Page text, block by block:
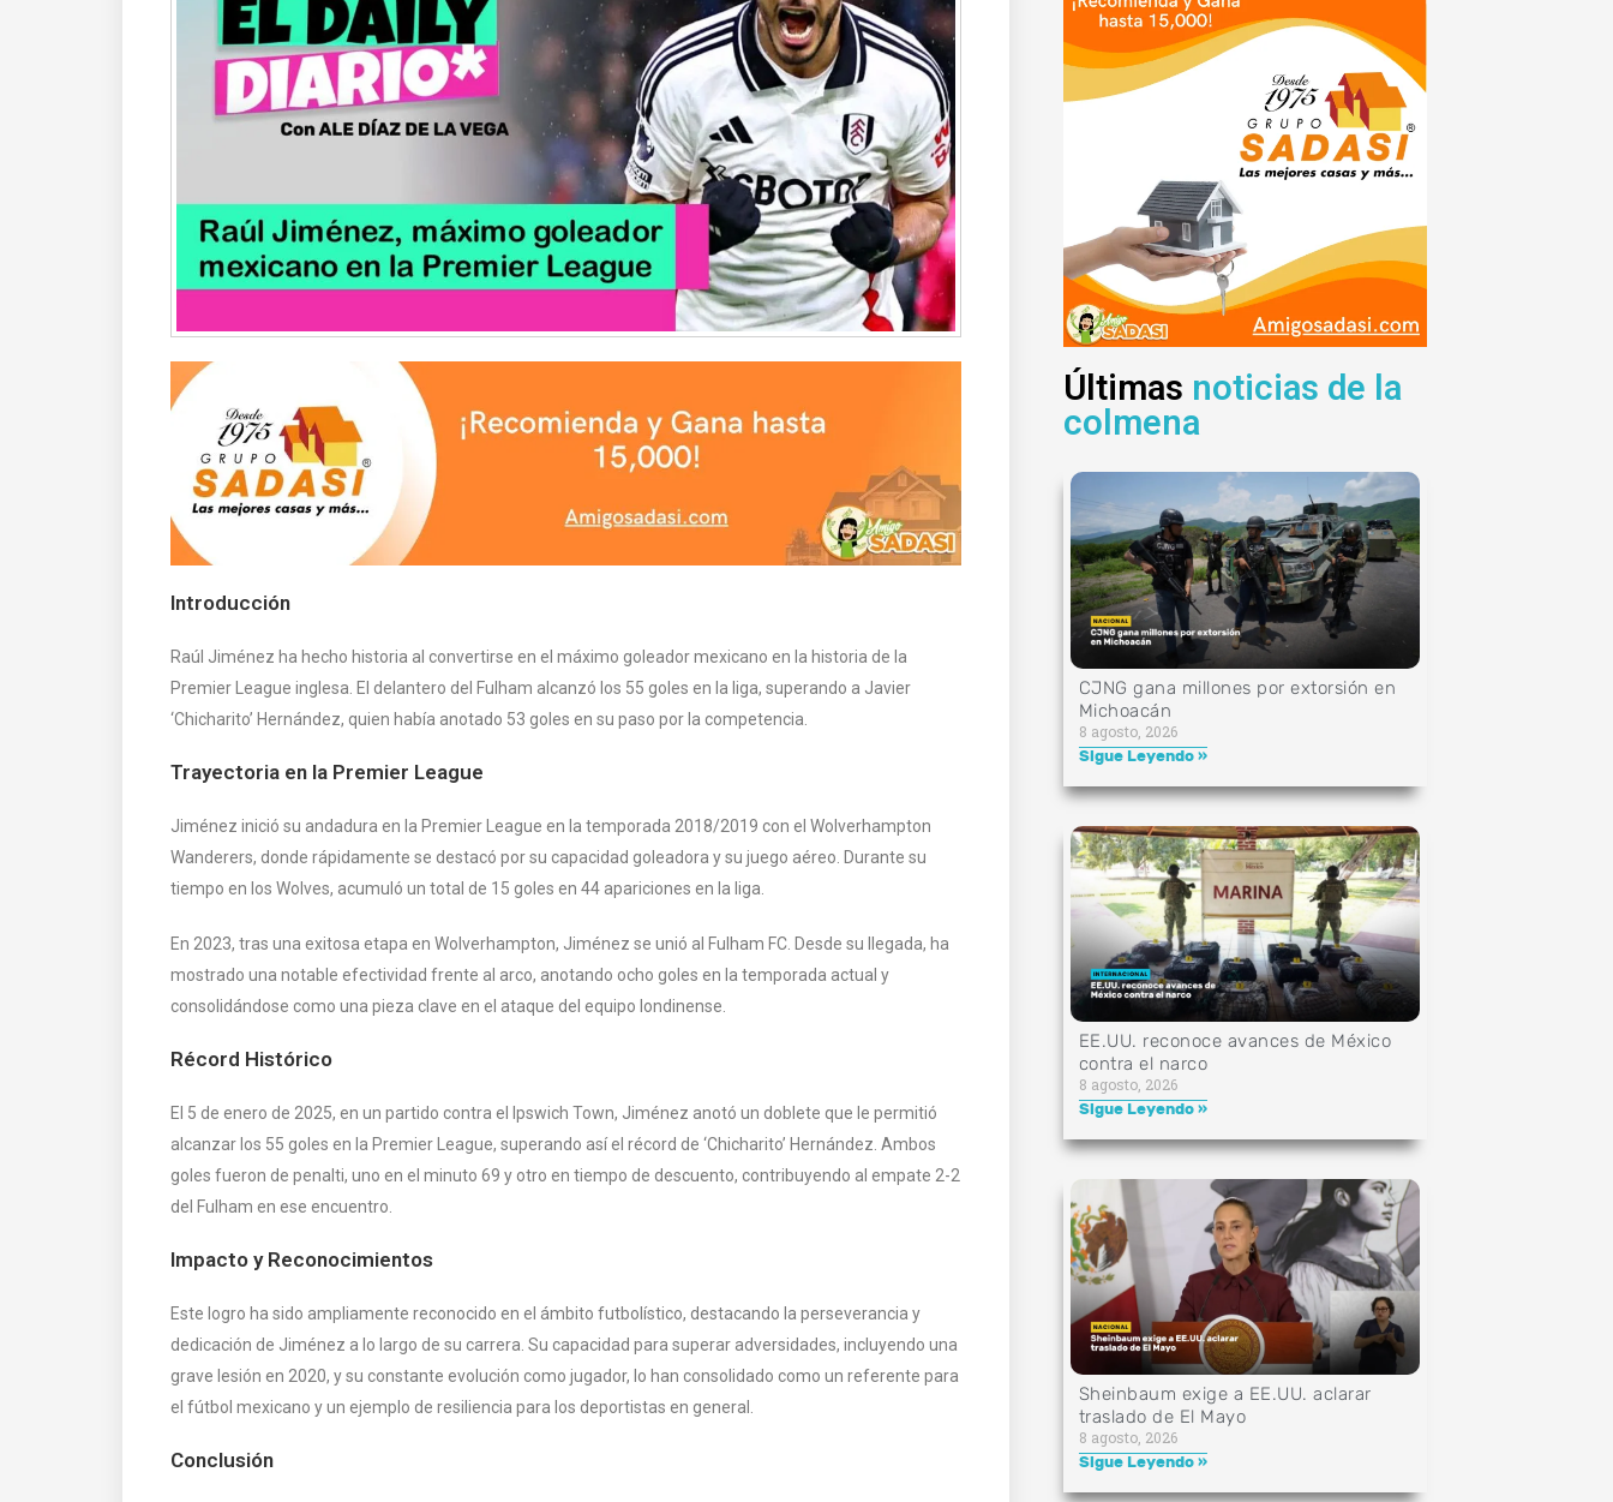
Introducción
Raúl Jiménez ha hecho historia al convertirse en el máximo goleador mexicano en la historia de la
Premier League inglesa. El delantero del Fulham alcanzó los 55 goles en la liga, superando a Javier
‘Chicharito’ Hernández, quien había anotado 53 goles en su paso por la competencia.
Trayectoria en la Premier League
Jiménez inició su andadura en la Premier League en la temporada 2018/2019 con el Wolverhampton
Wanderers, donde rápidamente se destacó por su capacidad goleadora y su juego aéreo. Durante su
tiempo en los Wolves, acumuló un total de 15 goles en 44 apariciones en la liga.
En 2023, tras una exitosa etapa en Wolverhampton, Jiménez se unió al Fulham FC. Desde su llegada, ha
mostrado una notable efectividad frente al arco, anotando ocho goles en la temporada actual y
consolidándose como una pieza clave en el ataque del equipo londinense.
Récord Histórico
El 5 de enero de 2025, en un partido contra el Ipswich Town, Jiménez anotó un doblete que le permitió
alcanzar los 55 goles en la Premier League, superando así el récord de ‘Chicharito’ Hernández. Ambos
goles fueron de penalti, uno en el minuto 69 y otro en tiempo de descuento, contribuyendo al empate 2-2
del Fulham en ese encuentro.
Impacto y Reconocimientos
Este logro ha sido ampliamente reconocido en el ámbito futbolístico, destacando la perseverancia y
dedicación de Jiménez a lo largo de su carrera. Su capacidad para superar adversidades, incluyendo una
grave lesión en 2020, y su constante evolución como jugador, lo han consolidado como un referente para
el fútbol mexicano y un ejemplo de resiliencia para los deportistas en general.
Conclusión
Últimas noticias de la
colmena
CJNG gana millones por extorsión en
Michoacán
8 agosto, 2026
Sigue Leyendo »
EE.UU. reconoce avances de México
contra el narco
8 agosto, 2026
Sigue Leyendo »
Sheinbaum exige a EE.UU. aclarar
traslado de El Mayo
8 agosto, 2026
Sigue Leyendo »